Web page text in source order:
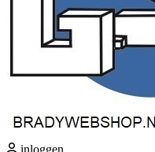
inloggen